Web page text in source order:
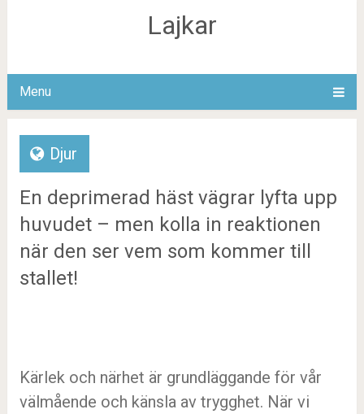
Lajkar
Menu
Djur
En deprimerad häst vägrar lyfta upp
huvudet – men kolla in reaktionen
när den ser vem som kommer till
stallet!
Kärlek och närhet är grundläggande för vår
välmående och känsla av trygghet. När vi